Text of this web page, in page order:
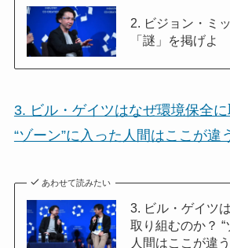
2. ビジョン・ミ
「謎」を掲げよ
3. ビル・ゲイツはなぜ環境保全に
“ゾーン”に入った人間はここが違
あわせて読みたい
3. ビル・ゲイツ
取り組むのか？ “
人間はここが違う